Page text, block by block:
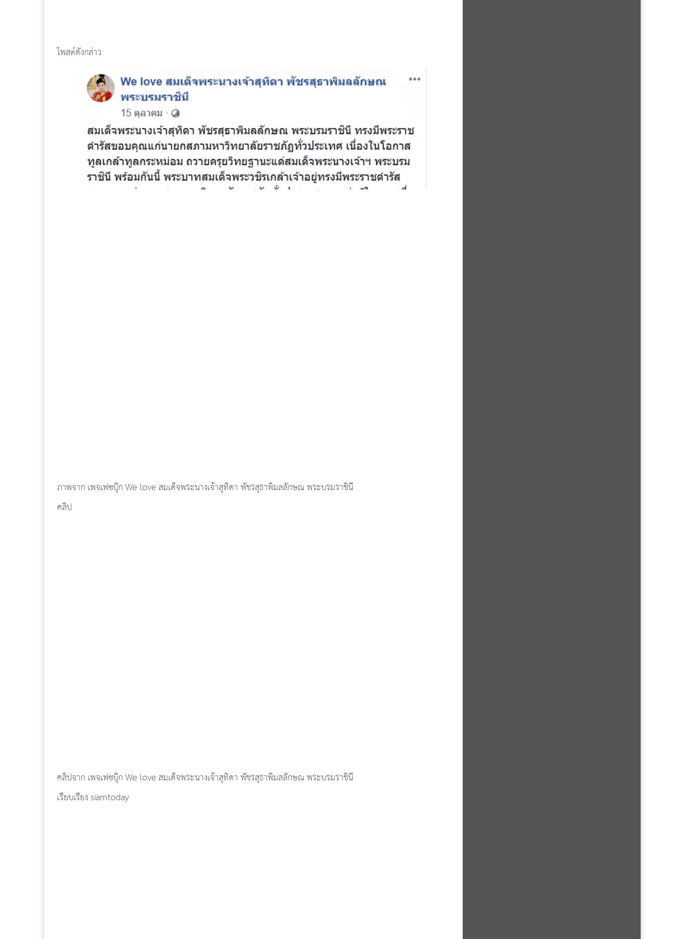
โพสต์ดังกล่าว
ภาพจาก เพจเฟซบุ๊ก We love สมเด็จพระนางเจ้าสุทิดา พัชรสุธาพิมลลักษณ พระบรมราชินี
คลิป
คลิปจาก เพจเฟซบุ๊ก We love สมเด็จพระนางเจ้าสุทิดา พัชรสุธาพิมลลักษณ พระบรมราชินี
เรียบเรียง siamtoday